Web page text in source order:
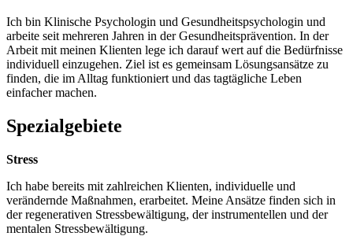
Ich bin Klinische Psychologin und Gesundheitspsychologin und
arbeite seit mehreren Jahren in der Gesundheitsprävention. In der
Arbeit mit meinen Klienten lege ich darauf wert auf die Bedürfnisse
individuell einzugehen. Ziel ist es gemeinsam Lösungsansätze zu
finden, die im Alltag funktioniert und das tagtägliche Leben
einfacher machen.
Spezialgebiete
Stress
Ich habe bereits mit zahlreichen Klienten, individuelle und
verändernde Maßnahmen, erarbeitet. Meine Ansätze finden sich in
der regenerativen Stressbewältigung, der instrumentellen und der
mentalen Stressbewältigung.